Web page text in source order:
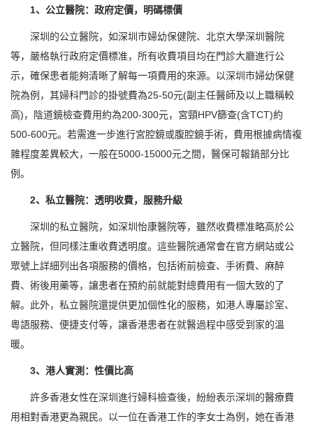
1、公立醫院：政府定價，明碼標價
深圳的公立醫院，如深圳市婦幼保健院、北京大學深圳醫院
等，嚴格執行政府定價標准，所有收費項目均在門診大廳進行公
示，確保患者能夠清晰了解每一項費用的來源。以深圳市婦幼保健
院為例，其婦科門診的掛號費為25-50元(副主任醫師及以上職稱較
高)，陰道鏡檢查費用約為200-300元，宮頸HPV篩查(含TCT)約
500-600元。若需進一步進行宮腔鏡或腹腔鏡手術，費用根據病情複
雜程度差異較大，一般在5000-15000元之間，醫保可報銷部分比
例。
2、私立醫院：透明收費，服務升級
深圳的私立醫院，如深圳怡康醫院等，雖然收費標准略高於公
立醫院，但同樣注重收費透明度。這些醫院通常會在官方網站或公
眾號上詳細列出各項服務的價格，包括術前檢查、手術費、麻醉
費、術後用藥等，讓患者在預約前就能對總費用有一個大致的了
解。此外，私立醫院還提供更加個性化的服務，如港人專屬診室、
粵語服務、便捷支付等，讓香港患者在就醫過程中感受到家的溫
暖。
3、港人實測：性價比高
許多香港女性在深圳進行婦科檢查後，紛紛表示深圳的醫療費
用相對香港更為親民。以一位在香港工作的李女士為例，她在香港